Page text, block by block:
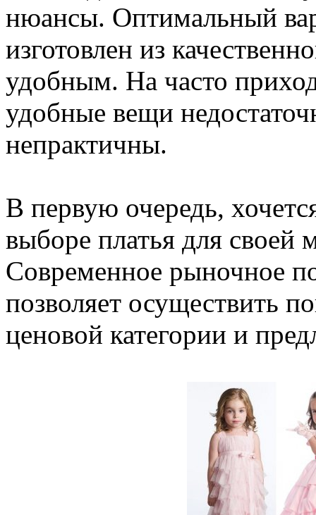
нюансы. Оптимальный
изготовлен из
удобным. На часто
удобные вещи
непрактичны.
В первую очередь,
выборе платья для
Современное рыночное
позволяет осуществить
ценовой категории и